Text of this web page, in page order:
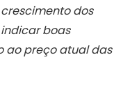
dos
indicar boas
ao preço atual das